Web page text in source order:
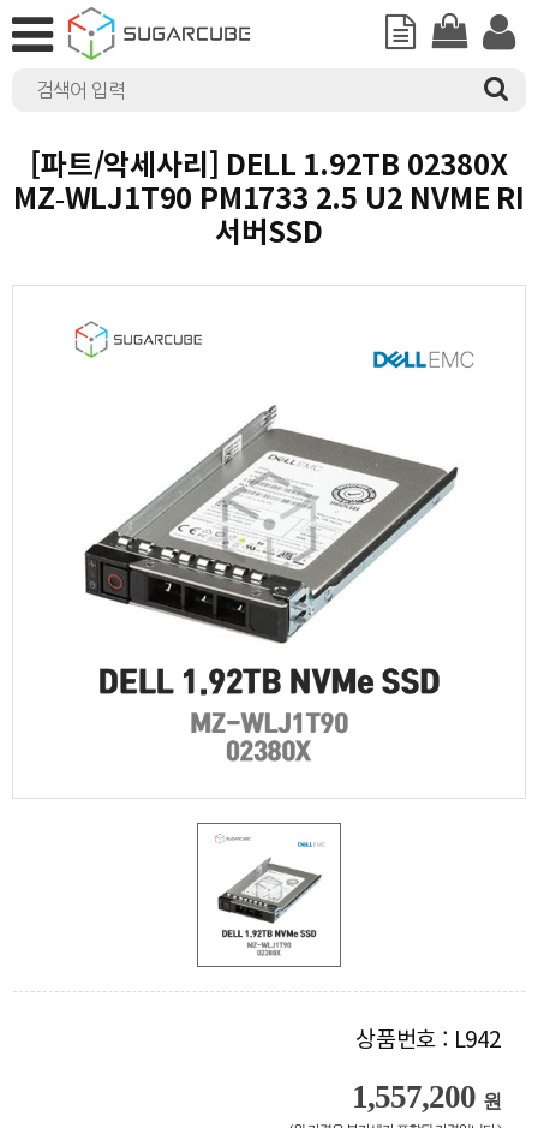
[파트/악세사리] DELL 1.92TB 02380X
MZ-WLJ1T90 PM1733 2.5 U2 NVME RI
서버SSD
상품번호 : L942
1,557,200 원